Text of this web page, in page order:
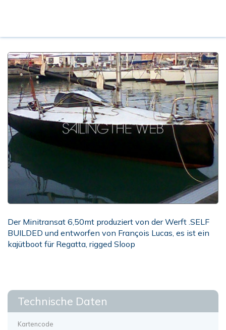
Der Minitransat 6,50mt produziert von der Werft .SELF
BUILDED und entworfen von François Lucas, es ist ein
kajütboot für Regatta, rigged Sloop
Technische Daten
Kartencode